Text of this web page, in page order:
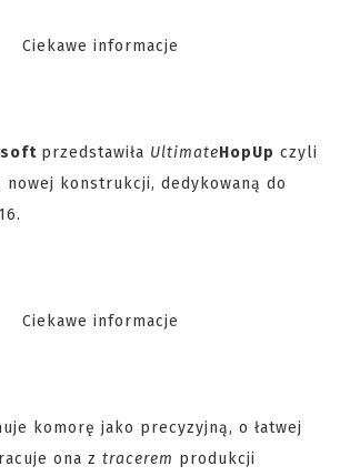
przedstawiła UltimateHopUp czyli
nowej konstrukcji, dedykowaną do
komorę jako precyzyjną, o łatwej
ona z tracerem produkcji